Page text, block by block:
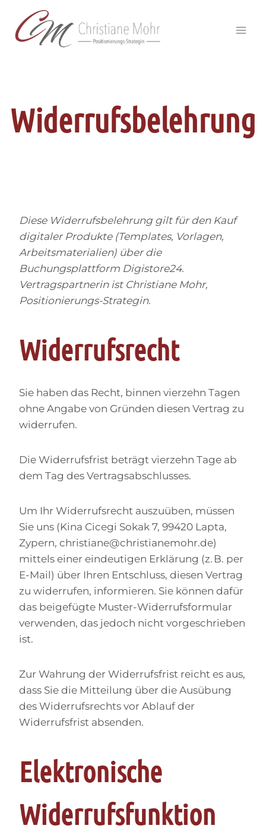
Inhalt
springen
Widerrufsbelehrung
Diese Widerrufsbelehrung gilt für den Kauf
digitaler Produkte (Templates, Vorlagen,
Arbeitsmaterialien) über die
Buchungsplattform Digistore24.
Vertragspartnerin ist Christiane Mohr,
Positionierungs-Strategin.
Widerrufsrecht
Sie haben das Recht, binnen vierzehn Tagen
ohne Angabe von Gründen diesen Vertrag zu
widerrufen.
Die Widerrufsfrist beträgt vierzehn Tage ab
dem Tag des Vertragsabschlusses.
Um Ihr Widerrufsrecht auszuüben, müssen
Sie uns (Kina Cicegi Sokak 7, 99420 Lapta,
Zypern, christiane@christianemohr.de)
mittels einer eindeutigen Erklärung (z. B. per
E-Mail) über Ihren Entschluss, diesen Vertrag
zu widerrufen, informieren. Sie können dafür
das beigefügte Muster-Widerrufsformular
verwenden, das jedoch nicht vorgeschrieben
ist.
Zur Wahrung der Widerrufsfrist reicht es aus,
dass Sie die Mitteilung über die Ausübung
des Widerrufsrechts vor Ablauf der
Widerrufsfrist absenden.
Elektronische
Widerrufsfunktion